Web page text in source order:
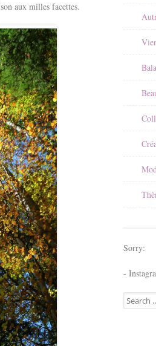
aux milles facettes.
Sorry:
-
Search